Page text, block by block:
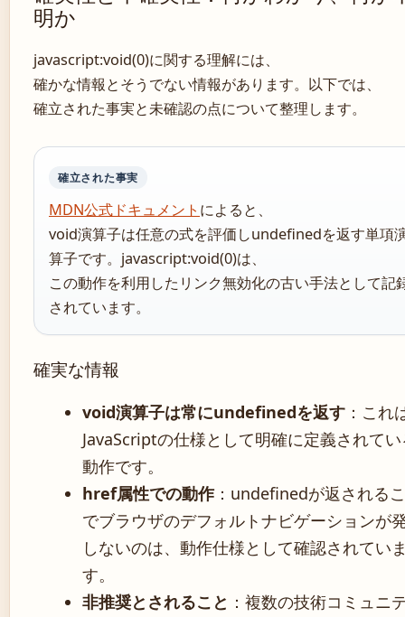
明か
javascript:void(0)に関する理解には、
確かな情報とそうでない情報があります。以下では、
確立された事実と未確認の点について整理します。
確立された事実
MDN公式ドキュメント によると、
void演算子は任意の式を評価しundefinedを返す単項
算子です。javascript:void(0)は、
この動作を利用したリンク無効化の古い手法として記
されています。
確実な情報
void演算子は常にundefinedを返す ：これ
JavaScriptの仕様として明確に定義されて
動作です。
href属性での動作：undefinedが返される
でブラウザのデフォルトナビゲーションが
しないのは、動作仕様として確認されてい
す。
非推奨とされること ：複数の技術コミュニ